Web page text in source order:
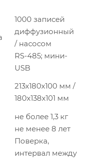
1000 записей
диффузионный
/ насосом
RS-485; мини-
USB
213х180х100 мм /
180х138х101 мм
не более 1,3 кг
не менее 8 лет
Поверка,
интервал между